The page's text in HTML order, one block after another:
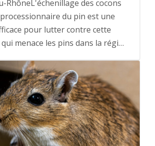
RhôneL'échenillage des cocons
du pin est une
pour lutter contre cette
menace les pins dans la régi…